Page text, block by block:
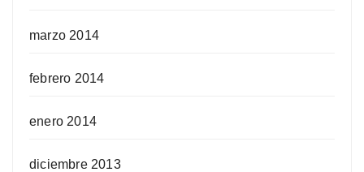
marzo 2014
febrero 2014
enero 2014
diciembre 2013